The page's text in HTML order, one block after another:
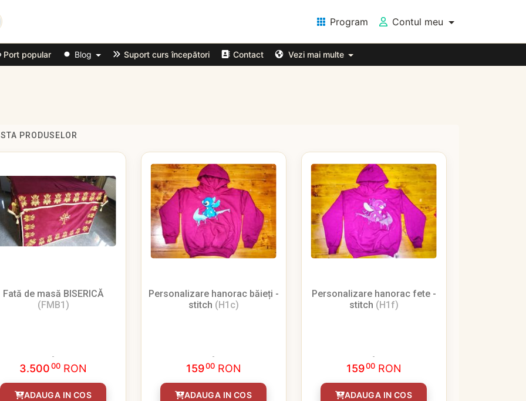
Program Contul meu
Port popular Blog Suport curs începători Contact Vezi mai multe
PRODUSELOR
Fată de masă BISERICĂ
(FMB1)
3.50000 RON
ADAUGA IN COS
Personalizare hanorac băieți -
stitch (H1c)
15900 RON
ADAUGA IN COS
Personalizare hanorac fete -
stitch (H1f)
15900 RON
ADAUGA IN COS